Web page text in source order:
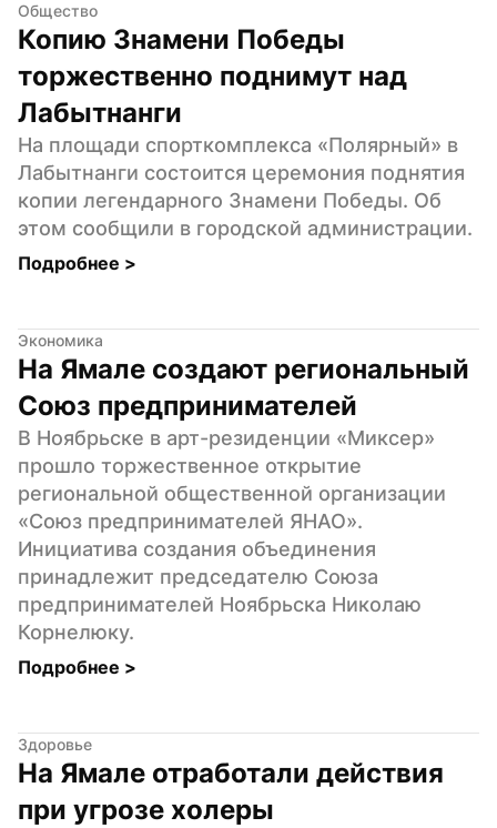
Общество
Копию Знамени Победы
торжественно поднимут над
Лабытнанги
На площади спорткомплекса «Полярный» в
Лабытнанги состоится церемония поднятия
копии легендарного Знамени Победы. Об
этом сообщили в городской администрации.
Подробнее >
Экономика
На Ямале создают региональный
Союз предпринимателей
В Ноябрьске в арт-резиденции «Миксер»
прошло торжественное открытие
региональной общественной организации
«Союз предпринимателей ЯНАО».
Инициатива создания объединения
принадлежит председателю Союза
предпринимателей Ноябрьска Николаю
Корнелюку.
Подробнее >
Здоровье
На Ямале отработали действия
при угрозе холеры